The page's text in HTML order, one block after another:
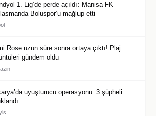
1. Lig’de perde açıldı: Manisa FK
Boluspor’u mağlup etti
Rose uzun süre sonra ortaya çıktı! Plaj
gündem oldu
uyuşturucu operasyonu: 3 şüpheli